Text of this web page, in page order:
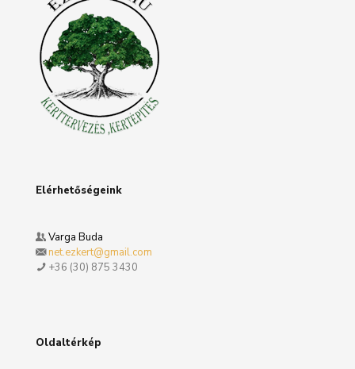
Elérhetőségeink
Varga Buda
net.ezkert@gmail.com
+36 (30) 875 3430
Oldaltérkép